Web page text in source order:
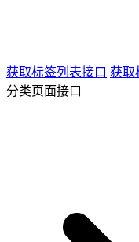
获取标签列表接口 获取
分类页面接口